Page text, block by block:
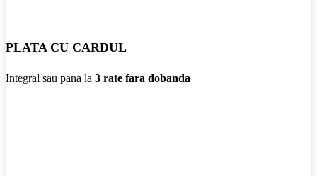
PLATA CU CARDUL
Integral sau pana la 3 rate fara dobanda